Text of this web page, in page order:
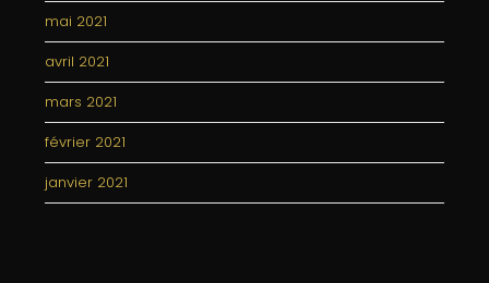
mai 2021
avril 2021
mars 2021
février 2021
janvier 2021